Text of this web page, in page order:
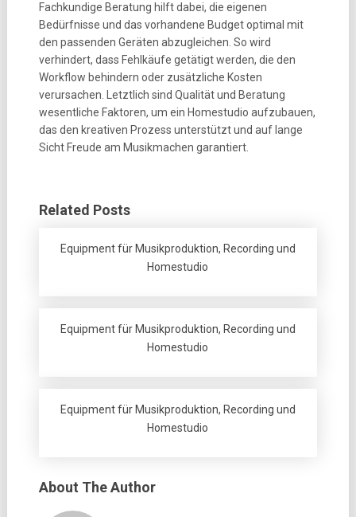
Fachkundige Beratung hilft dabei, die eigenen
Bedürfnisse und das vorhandene Budget optimal mit
den passenden Geräten abzugleichen. So wird
verhindert, dass Fehlkäufe getätigt werden, die den
Workflow behindern oder zusätzliche Kosten
verursachen. Letztlich sind Qualität und Beratung
wesentliche Faktoren, um ein Homestudio aufzubauen,
das den kreativen Prozess unterstützt und auf lange
Sicht Freude am Musikmachen garantiert.
Related Posts
Equipment für Musikproduktion, Recording und
Homestudio
Equipment für Musikproduktion, Recording und
Homestudio
Equipment für Musikproduktion, Recording und
Homestudio
About The Author